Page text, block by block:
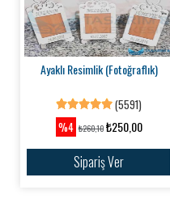
Ayaklı Resimlik (Fotoğraflık)
(5591)
%4 ₺260,10₺250,00
Sipariş Ver